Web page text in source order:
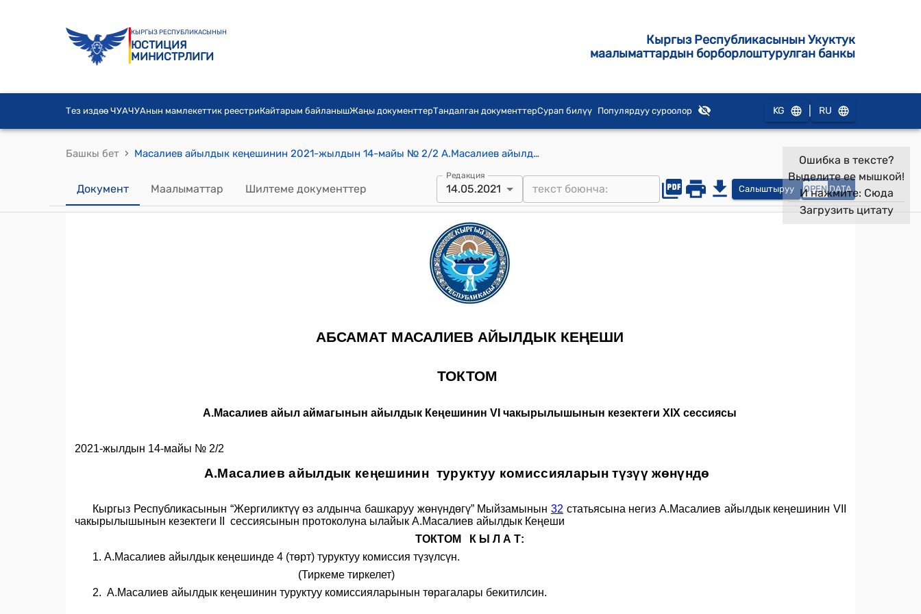
КЫРГЫЗ РЕСПУБЛИКАСЫНЫН
ЮСТИЦИЯ
МИНИСТРЛИГИ
Кыргыз Республикасынын Укуктук
маалыматтардын борборлоштурулган банкы
Тез издөө ЧУАЧУАнын мамлекеттик реестриКайтарым байланышЖаңы документтерТандалган документтерСурап билүү Популярдуу суроолор KG RU
Башкы бет › Масалиев айылдык кеңешинин 2021-жылдын 14-майы № 2/2 А.Масалиев айылдык кеңешинин туруктуу комиссияларын түзүү жөнүндө" токтому
Документ Маалыматтар Шилтеме документтер
Редакция
14.05.2021 Салыштыруу OPEN DATA
Ошибка в тексте?
Выделите ее мышкой!
И нажмите: Сюда
Загрузить цитату